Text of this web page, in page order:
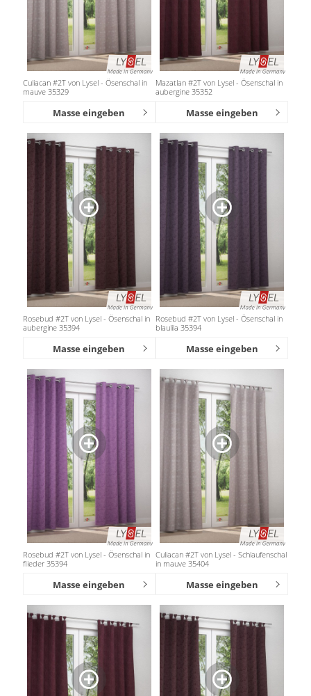
Culiacan #2T von Lysel - Ösenschal in
mauve 35329
Masse eingeben
Mazatlan #2T von Lysel - Ösenschal in
aubergine 35352
Masse eingeben
Rosebud #2T von Lysel - Ösenschal in
aubergine 35394
Masse eingeben
Rosebud #2T von Lysel - Ösenschal in
blaulila 35394
Masse eingeben
Rosebud #2T von Lysel - Ösenschal in
flieder 35394
Masse eingeben
Culiacan #2T von Lysel - Schlaufenschal
in mauve 35404
Masse eingeben